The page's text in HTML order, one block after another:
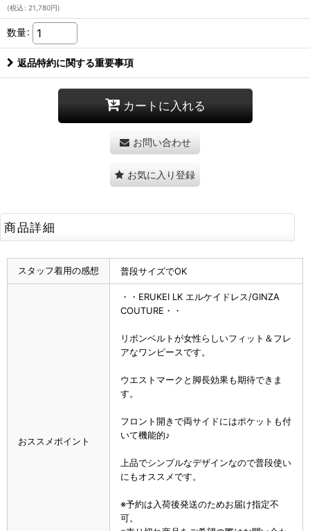
(税込 : 21,780円)
数量:
返品特約に関する重要事項
カートに入れる
お問い合わせ
お気に入り登録
商品詳細
スタッフ着用の感想 普段サイズでOK
おススメポイント
・・ERUKEI LK エルケイドレス/GINZA
COUTURE・・
リボンベルトが女性らしいフィット＆フレ
アなワンピースです。
ウエストマークと脚長効果も期待できま
す。
フロント開きで両サイドにはポケットも付
いて機能的♪
上品でシンプルなデザインなので普段使い
にもオススメです。
※予約は入荷後発送のためお届け指定不
可。